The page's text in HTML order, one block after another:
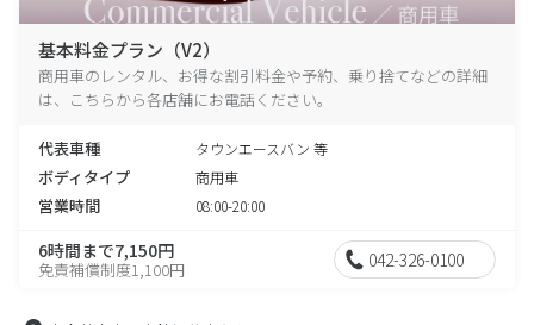
基本料金プラン（V2）
商用車のレンタル、お得な割引料金や予約、乗り捨てなどの詳細
は、こちらから各店舗にお電話ください。
代表車種 タウンエースバン 等
ボディタイプ 商用車
営業時間 08:00-20:00
6時間まで7,150円
免責補償制度1,100円 042-326-0100